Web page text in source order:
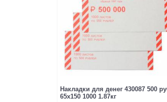
Накладки для денег 430087 500
65х150 1000 1.87кг